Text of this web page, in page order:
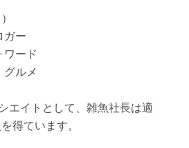
ガー
ワード
グルメ
エイトとして、雑魚社長は適
得ています。